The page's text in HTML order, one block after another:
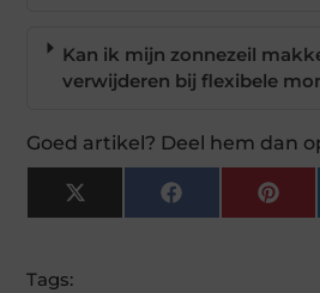
Kan ik mijn zonnezeil
verwijderen bij flexibele
Goed artikel? Deel hem dan
X
(Twitter)
Facebook
Tags: